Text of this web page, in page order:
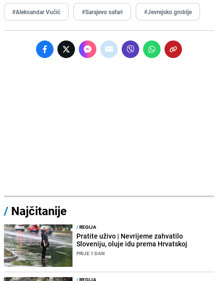
#Aleksandar Vučić #Sarajevo safari #Jevrejsko groblje
/ Najčitanije
/REGIJA
Pratite uživo | Nevrijeme zahvatilo
Sloveniju, oluje idu prema Hrvatskoj
PRIJE 1 DAN
/REGIJA